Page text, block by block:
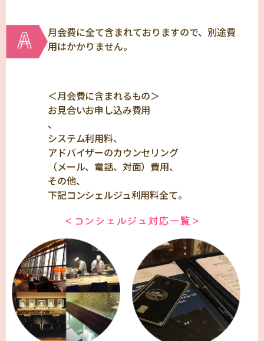
月会費に全て含まれておりますので、別途費
用はかかりません。
＜月会費に含まれるもの＞
お見合いお申し込み費用
、
システム利用料、
アドバイザーのカウンセリング
（メール、電話、対面）費用、
その他、
下記コンシェルジュ利用料全て。
＜コンシェルジュ対応一覧＞